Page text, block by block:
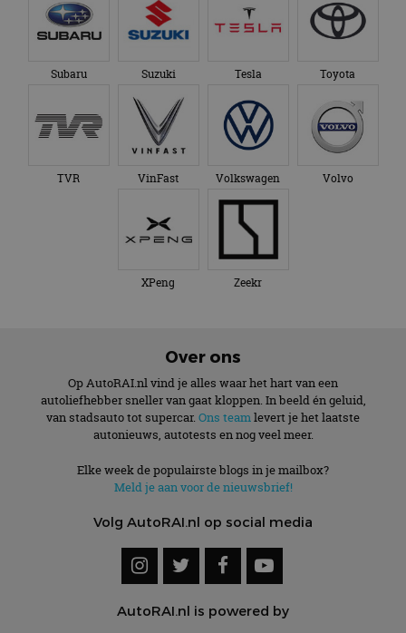
Subaru Suzuki Tesla Toyota
TVR VinFast Volkswagen Volvo
XPeng Zeekr
Over ons
Op AutoRAI.nl vind je alles waar het hart van een
autoliefhebber sneller van gaat kloppen. In beeld én geluid,
van stadsauto tot supercar. Ons teamlevert je het laatste
autonieuws, autotests en nog veel meer.
Elke week de populairste blogs in je mailbox?
Meld je aan voor de nieuwsbrief!
Volg AutoRAI.nl op social media
AutoRAI.nl is powered by